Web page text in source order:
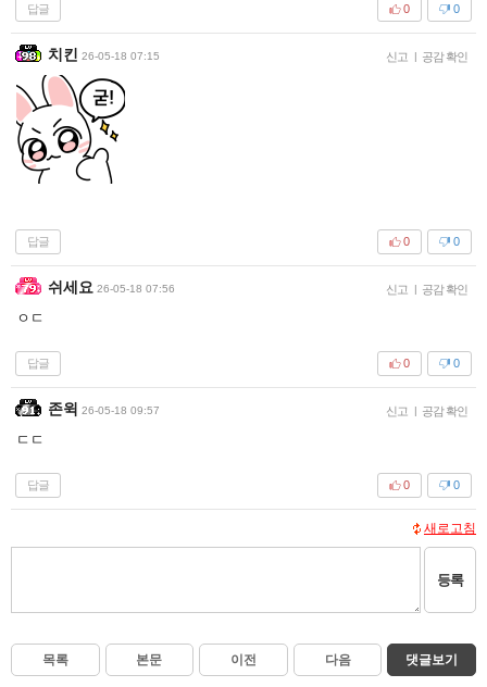
답글 0
0
치킨 26-05-18 07:15 신고 | 공감 확인
답글 0
0
쉬세요 26-05-18 07:56 신고 | 공감 확인
ㅇㄷ
답글 0
0
존윅 26-05-18 09:57 신고 | 공감 확인
ㄷㄷ
답글 0
0
새로고침
등록
목록 본문 이전 다음 댓글보기